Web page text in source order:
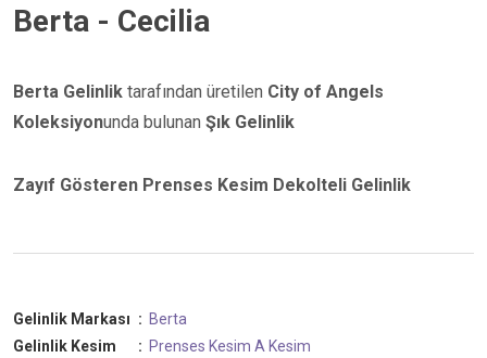
Berta - Cecilia
Berta Gelinlik tarafından üretilen City of Angels
Koleksiyonunda bulunan Şık Gelinlik
Zayıf Gösteren Prenses Kesim Dekolteli Gelinlik
Gelinlik Markası : Berta
Gelinlik Kesim
: Prenses Kesim A Kesim